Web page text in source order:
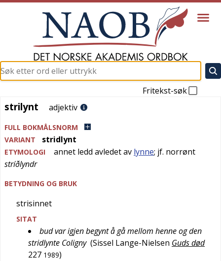
Fritekst-søk
strilynt
strilynt adjektiv
FULL BOKMÅLSNORM
VARIANT
stridlynt
ETYMOLOGI annet ledd avledet av lynne; jf. norrønt
stríðlyndr
BETYDNING OG BRUK
strisinnet
SITAT
bud var igjen begynt å gå mellom henne og den
stridlynte Coligny (Sissel Lange-Nielsen Guds død
227 1989)